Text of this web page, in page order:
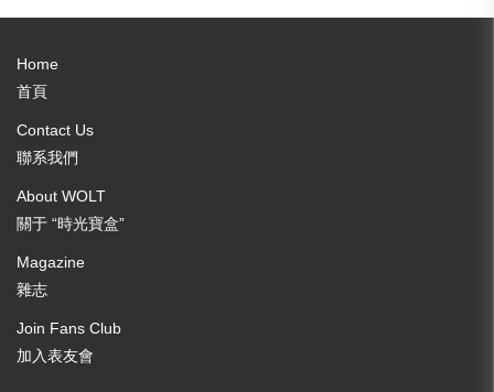
Home
首頁
Contact Us
聯系我們
About WOLT
關于 “時光寶盒”
Magazine
雜志
Join Fans Club
加入表友會